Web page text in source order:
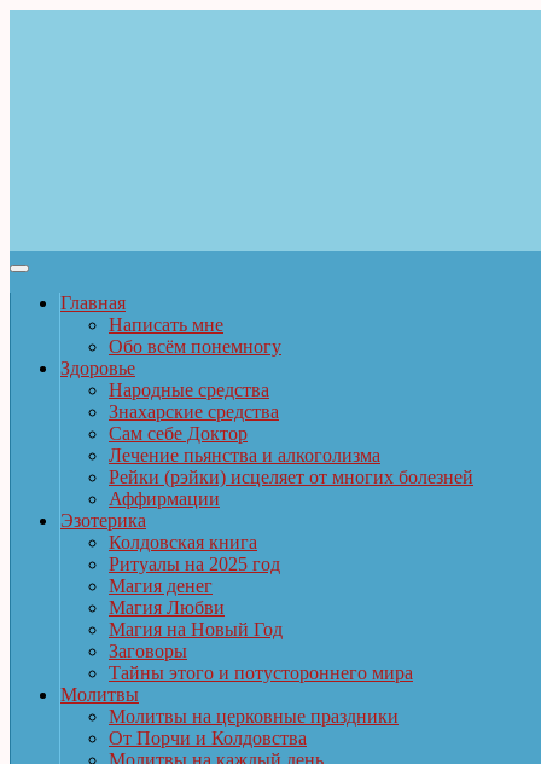
Главная
Написать мне
Обо всём понемногу
Здоровье
Народные средства
Знахарские средства
Сам себе Доктор
Лечение пьянства и алкоголизма
Рейки (рэйки) исцеляет от многих болезней
Аффирмации
Эзотерика
Колдовская книга
Ритуалы на 2025 год
Магия денег
Магия Любви
Магия на Новый Год
Заговоры
Тайны этого и потустороннего мира
Молитвы
Молитвы на церковные праздники
От Порчи и Колдовства
Молитвы на каждый день